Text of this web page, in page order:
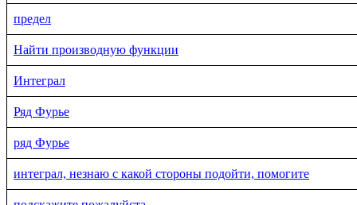
предел
Найти производную функции
Интеграл
Ряд Фурье
ряд Фурье
интеграл, незнаю с какой стороны подойти, помогите